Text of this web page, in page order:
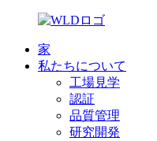
家
私たちについて
工場見学
認証
品質管理
研究開発